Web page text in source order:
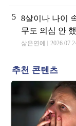
5 8살이나 나이
무도 의심 안
삶은연예